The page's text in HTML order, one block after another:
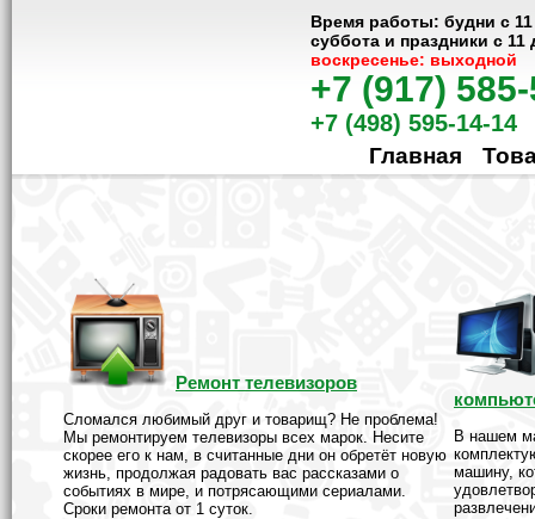
Время работы: будни с
суббота и праздники с 11
воскресенье: выходной
+7 (917)
+7 (498) 595-14-14
Главная
Ремонт телевизоров
Сломался любимый друг и товарищ? Не проблема!
Мы ремонтируем телевизоры всех марок. Несите
скорее его к нам, в считанные дни он обретёт новую
жизнь, продолжая радовать вас рассказами о
событиях в мире, и потрясающими сериалами.
Сроки ремонта от 1 суток.
В нашем
машину,